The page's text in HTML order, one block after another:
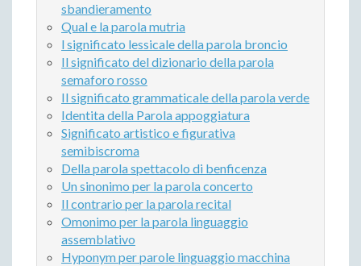
sbandieramento
Qual e la parola mutria
l significato lessicale della parola broncio
Il significato del dizionario della parola
semaforo rosso
Il significato grammaticale della parola verde
Identita della Parola appoggiatura
Significato artistico e figurativa
semibiscroma
Della parola spettacolo di benficenza
Un sinonimo per la parola concerto
Il contrario per la parola recital
Omonimo per la parola linguaggio
assemblativo
Hyponym per parole linguaggio macchina